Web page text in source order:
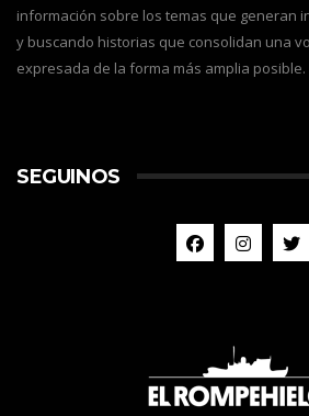
información sobre los temas que generan
y buscando historias que consolidan una
expresada de la forma más amplia posible.
SEGUINOS